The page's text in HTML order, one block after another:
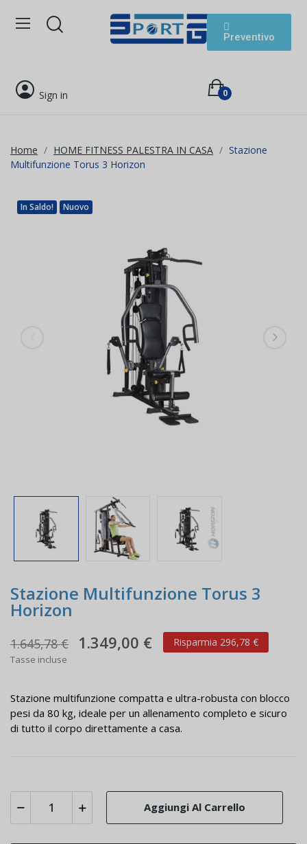
Preventivo
Sign in 0
Home HOME FITNESS PALESTRA IN CASA
Stazione
Multifunzione Torus 3 Horizon
In Saldo! Nuovo
Stazione Multifunzione Torus 3
Horizon
1.645,78 € 1.349,00 € Risparmia 296,78 €
Tasse incluse
Stazione multifunzione compatta e ultra-robusta con blocco
pesi da 80 kg, ideale per un allenamento completo e sicuro
di tutto il corpo direttamente a casa.
Aggiungi Al Carrello